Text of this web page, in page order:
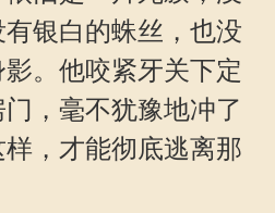
银白的蛛丝，也没
。他咬紧牙关下定
，毫不犹豫地冲了
，才能彻底逃离那